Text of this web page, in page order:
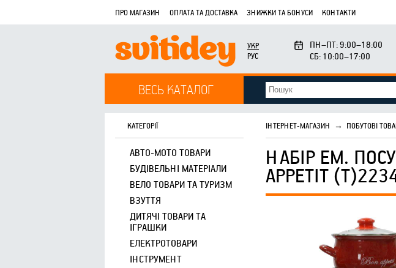
ПРО МАГАЗИН ОПЛАТА ТА ДОСТАВКА ЗНИЖКИ ТА БОНУСИ КОНТАКТИ
УКР
РУС
ПН–ПТ: 9:00–18:00
СБ: 10:00–17:00
ВЕСЬ КАТАЛОГ
КАТЕГОРІЇ
АВТО-МОТО ТОВАРИ
БУДІВЕЛЬНІ МАТЕРІАЛИ
ВЕЛО ТОВАРИ ТА ТУРИЗМ
ВЗУТТЯ
ДИТЯЧІ ТОВАРИ ТА
ІГРАШКИ
ЕЛЕКТРОТОВАРИ
ІНСТРУМЕНТ
ІНТЕРНЕТ-МАГАЗИН → ПОБУТОВІ
НАБІР ЕМ.
APPETIT